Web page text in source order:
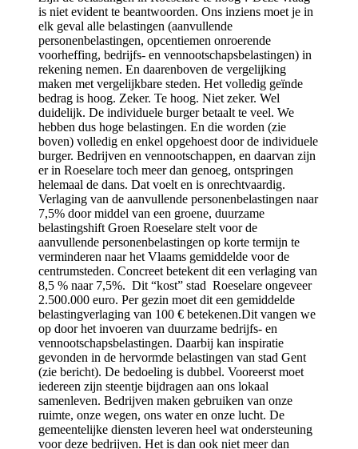
is niet evident te beantwoorden. Ons inziens moet je in
elk geval alle belastingen (aanvullende
personenbelastingen, opcentiemen onroerende
voorheffing, bedrijfs- en vennootschapsbelastingen) in
rekening nemen. En daarenboven de vergelijking
maken met vergelijkbare steden. Het volledig geïnde
bedrag is hoog. Zeker. Te hoog. Niet zeker. Wel
duidelijk. De individuele burger betaalt te veel. We
hebben dus hoge belastingen. En die worden (zie
boven) volledig en enkel opgehoest door de individuele
burger. Bedrijven en vennootschappen, en daarvan zijn
er in Roeselare toch meer dan genoeg, ontspringen
helemaal de dans. Dat voelt en is onrechtvaardig.
Verlaging van de aanvullende personenbelastingen naar
7,5% door middel van een groene, duurzame
belastingshift Groen Roeselare stelt voor de
aanvullende personenbelastingen op korte termijn te
verminderen naar het Vlaams gemiddelde voor de
centrumsteden. Concreet betekent dit een verlaging van
8,5 % naar 7,5%. Dit “kost” stad Roeselare ongeveer
2.500.000 euro. Per gezin moet dit een gemiddelde
belastingverlaging van 100 € betekenen.Dit vangen we
op door het invoeren van duurzame bedrijfs- en
vennootschapsbelastingen. Daarbij kan inspiratie
gevonden in de hervormde belastingen van stad Gent
(zie bericht). De bedoeling is dubbel. Vooreerst moet
iedereen zijn steentje bijdragen aan ons lokaal
samenleven. Bedrijven maken gebruiken van onze
ruimte, onze wegen, ons water en onze lucht. De
gemeentelijke diensten leveren heel wat ondersteuning
voor deze bedrijven. Het is dan ook niet meer dan